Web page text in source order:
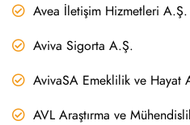
Avea İletişim Hizmetleri A.Ş.
Aviva Sigorta A.Ş.
AvivaSA Emeklilik ve Hayat
AVL Araştırma ve